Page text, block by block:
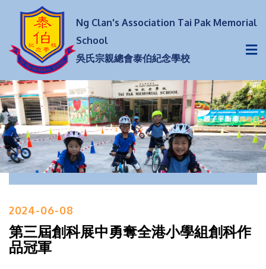
Ng Clan's Association Tai Pak Memorial
School
吳氏宗親總會泰伯紀念學校
2024-06-08
第三屆創科展中勇奪全港小學組創科作
品冠軍